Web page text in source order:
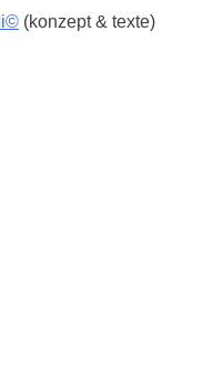
(konzept & texte)